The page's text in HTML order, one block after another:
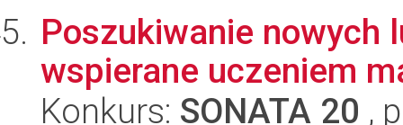
Poszukiwanie nowych
wspierane uczeniem
Konkurs: SONATA 20 ,